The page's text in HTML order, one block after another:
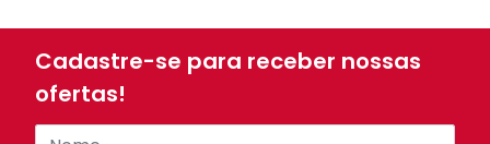
Cadastre-se para receber nossas
ofertas!